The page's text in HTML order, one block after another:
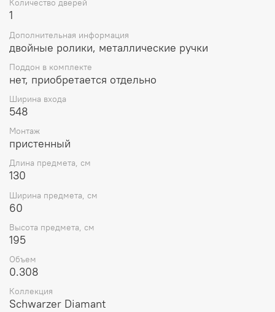
Количество дверей
1
Дополнительная информация
двойные ролики, металлические ручки
Поддон в комплекте
нет, приобретается отдельно
Ширина входа
548
Монтаж
пристенный
Длина предмета, см
130
Ширина предмета, см
60
Высота предмета, см
195
Объем
0.308
Коллекция
Schwarzer Diamant